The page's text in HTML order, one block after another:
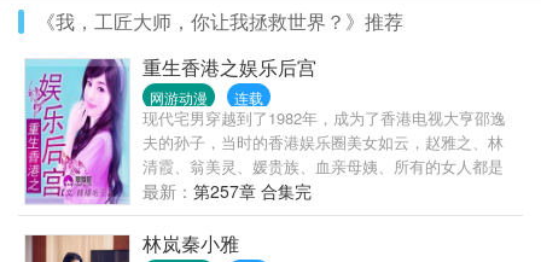
《我，工匠大师，你让我拯救世界？》推荐
重生香港之娱乐后宫
网游动漫 连载
现代宅男穿越到了1982年，成为了香港电视大亨邵逸
夫的孙子，当时的香港娱乐圈美女如云，赵雅之、林
清霞、翁美灵、媛贵族、血亲母姨、所有的女人都是
他的囊中之物，看他如何泡尽明星血亲，醒掌天下
权，醉卧美人膝，一切请关注《重生香港之娱乐后
宫》……
最新： 第257章 合集完
林岚秦小雅